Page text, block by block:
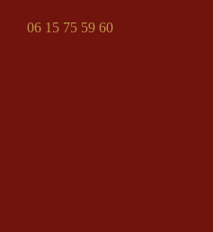
06 15 75 59 60